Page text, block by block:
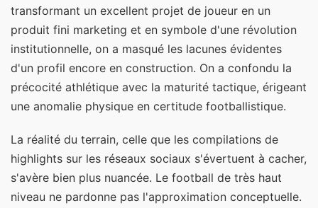
transformant un excellent projet de joueur en un
produit fini marketing et en symbole d'une révolution
institutionnelle, on a masqué les lacunes évidentes
d'un profil encore en construction. On a confondu la
précocité athlétique avec la maturité tactique, érigeant
une anomalie physique en certitude footballistique.
La réalité du terrain, celle que les compilations de
highlights sur les réseaux sociaux s'évertuent à cacher,
s'avère bien plus nuancée. Le football de très haut
niveau ne pardonne pas l'approximation conceptuelle.